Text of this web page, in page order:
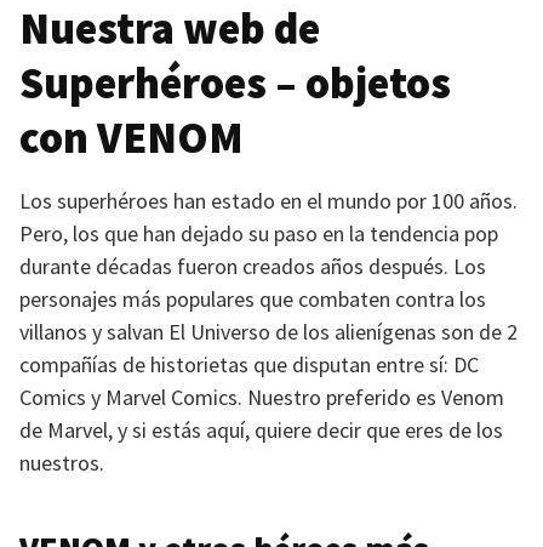
Nuestra web de
Superhéroes – objetos
conVENOM
Los superhéroes han estado en el mundo por 100 años.
Pero, los que han dejado su paso en la tendencia pop
durante décadas fueron creados años después. Los
personajes más populares que combaten contra los
villanos y salvan El Universo de los alienígenas son de 2
compañías de historietas que disputan entre sí: DC
Comics y Marvel Comics. Nuestro preferido es Venom
de Marvel, y si estás aquí, quiere decir que eres de los
nuestros.